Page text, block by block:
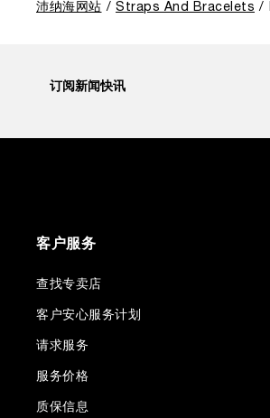
沛纳海网站 Straps And Bracelets
订阅新闻快讯
客户服务
查找专卖店
客户安心服务计划
请求服务
服务价格
质保信息